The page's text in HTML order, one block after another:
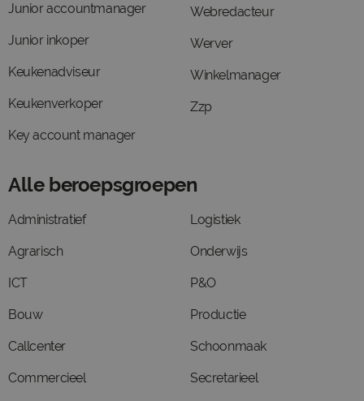
Junior accountmanager
Junior inkoper
Keukenadviseur
Keukenverkoper
Key account manager
Webredacteur
Werver
Winkelmanager
Zzp
Alle beroepsgroepen
Administratief
Agrarisch
ICT
Bouw
Callcenter
Commercieel
Logistiek
Onderwijs
P&O
Productie
Schoonmaak
Secretarieel